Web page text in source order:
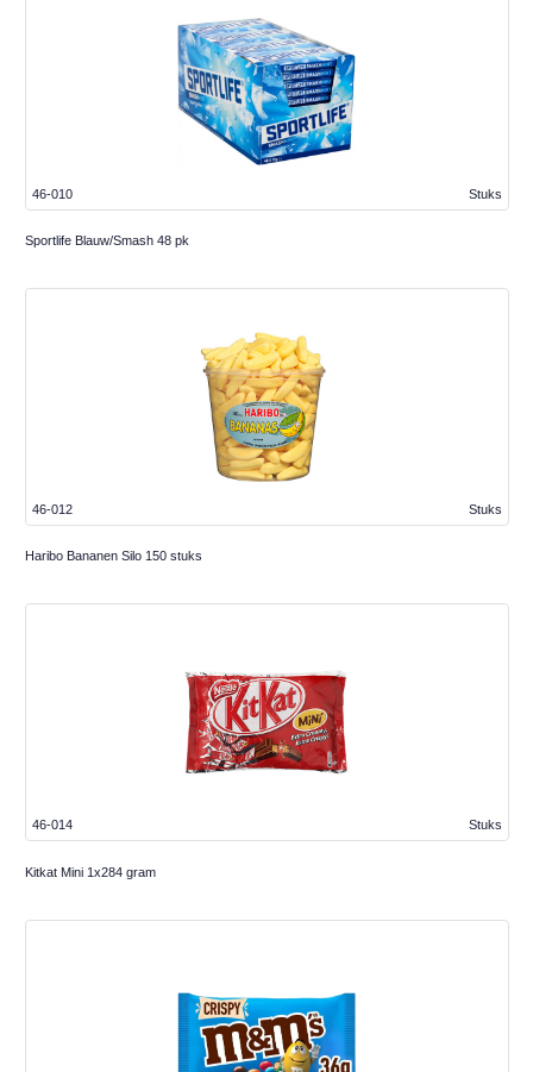
Stuks
46-010
Sportlife Blauw/Smash 48 pk
Stuks
46-012
Haribo Bananen Silo 150 stuks
Stuks
46-014
Kitkat Mini 1x284 gram